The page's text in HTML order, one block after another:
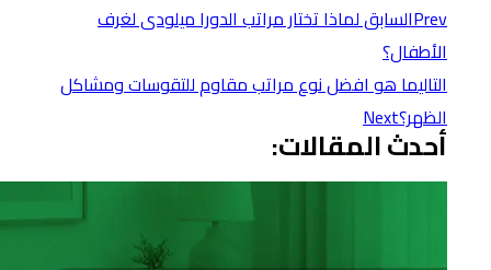
Prevالسابقلماذا تختار مراتب الدورا ميلودى لغرف
الأطفال؟
التاليما هو افضل نوع مراتب مقاوم للتقوسات ومشاكل
الظهر؟Next
أحدث المقالات: